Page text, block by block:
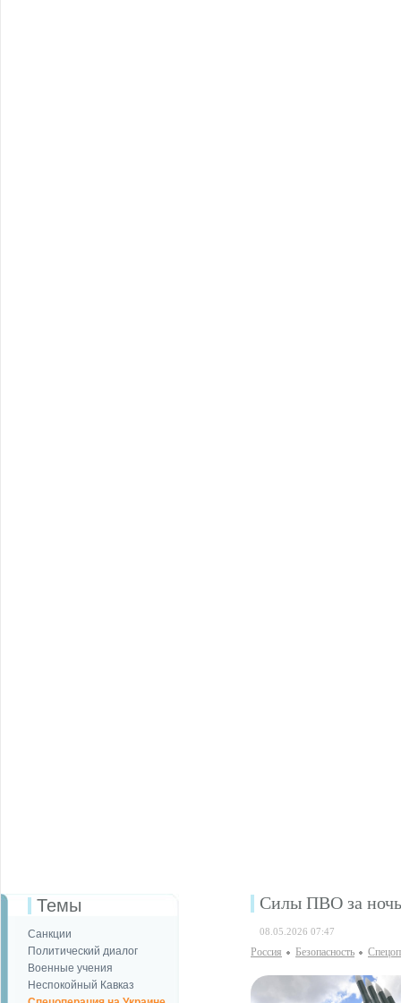
Темы
Санкции
Политический диалог
Военные учения
Неспокойный Кавказ
Силы ПВО за
08.05.2026 07:47
Россия Безопаcность